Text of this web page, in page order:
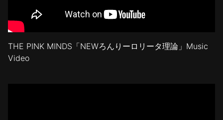
THE PINK MINDS「NEWろんりーロリータ理論」Music
Video